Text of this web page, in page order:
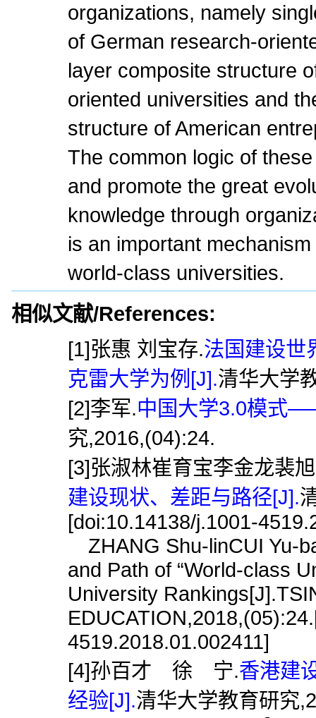
organizations, namely
of German research-
layer composite structure
oriented universities and
structure of American
The common logic of
and promote the great
knowledge through
is an important
world-class universities.
相似文献/References:
[1]张惠 刘宝存.法国建设
克雷大学为例[J].清华大学
[2]李军.中国大学3.0模式
究,2016,(04):24.
[3]张淑林崔育宝李金龙裴
建设现状、差距与路径[J].
[doi:10.14138/j.1001-
ZHANG Shu-linCUI Yu-
and Path of “World-class
University
4519.2018.01.002411]
[4]孙百才 徐 宁.香港建
经验[J].清华大学教育研究